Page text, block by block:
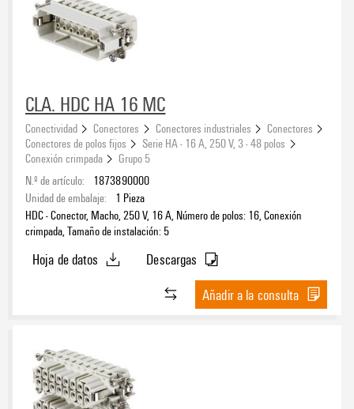
CLA. HDC HA 16 MC
Conectividad Conectores Conectores industriales
Conectores
Conectores de polos fijos
Serie HA - 16 A, 250 V, 3 - 48 polos
Conexión crimpada
Grupo 5
N.º de artículo:
1873890000
Unidad de embalaje:
1 Pieza
HDC - Conector, Macho, 250 V, 16 A, Número de polos: 16, Conexión
crimpada, Tamaño de instalación: 5
Hoja de datos
Descargas
Añadir a la consulta